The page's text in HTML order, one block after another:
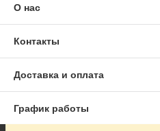
О нас
Контакты
Доставка и оплата
График работы